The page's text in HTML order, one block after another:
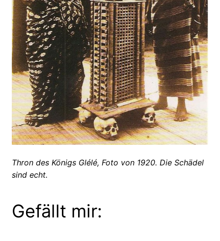
Thron des Königs Glélé, Foto von 1920. Die Schädel
sind echt.
Gefällt mir: